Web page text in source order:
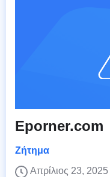
Eporner.com
Ζήτημα
Απρίλιος 23, 2025